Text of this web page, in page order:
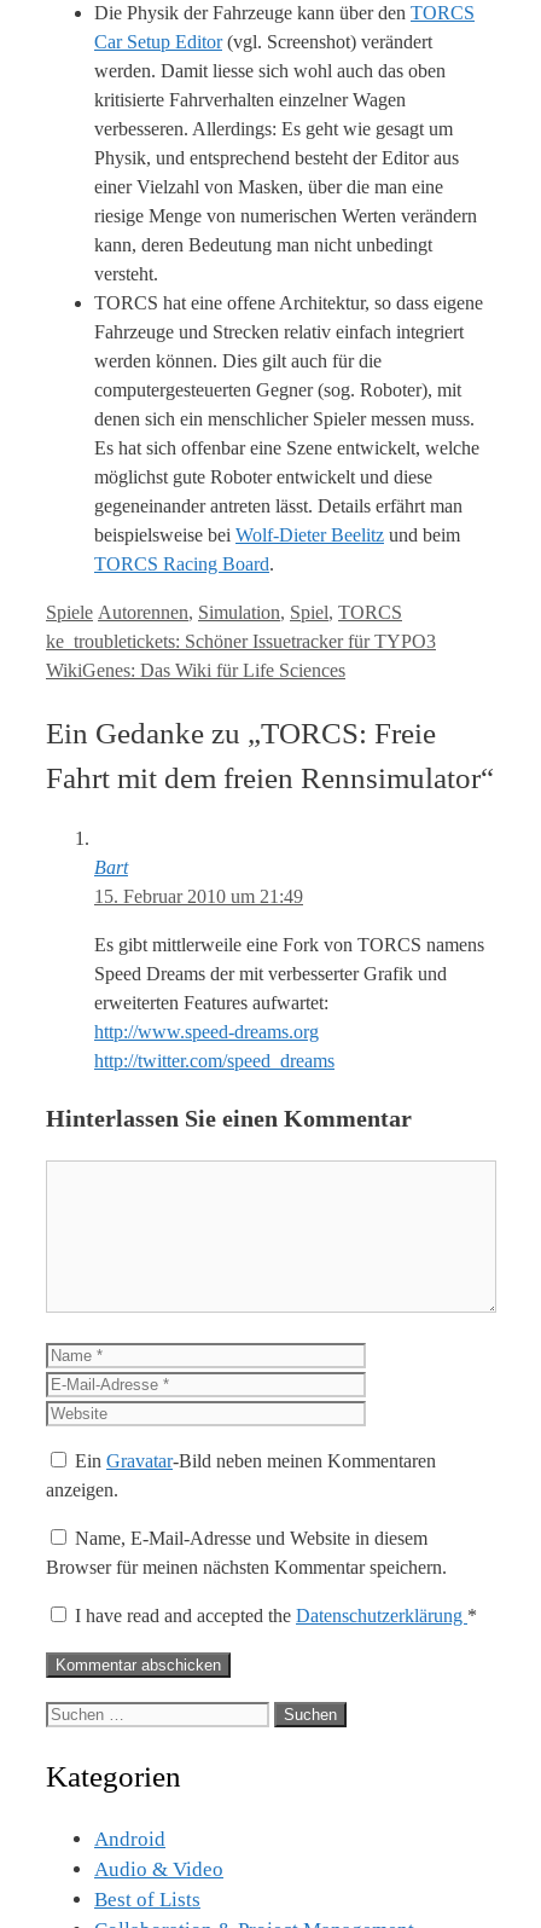
Die Physik der Fahrzeuge kann über den TORCS
Car Setup Editor(vgl. Screenshot) verändert
werden. Damit liesse sich wohl auch das oben
kritisierte Fahrverhalten einzelner Wagen
verbesseren. Allerdings: Es geht wie gesagt um
Physik, und entsprechend besteht der Editor aus
einer Vielzahl von Masken, über die man eine
riesige Menge von numerischen Werten verändern
kann, deren Bedeutung man nicht unbedingt
versteht.
TORCS hat eine offene Architektur, so dass eigene
Fahrzeuge und Strecken relativ einfach integriert
werden können. Dies gilt auch für die
computergesteuerten Gegner (sog. Roboter), mit
denen sich ein menschlicher Spieler messen muss.
Es hat sich offenbar eine Szene entwickelt, welche
möglichst gute Roboter entwickelt und diese
gegeneinander antreten lässt. Details erfährt man
beispielsweise bei Wolf-Dieter Beelitz und beim
TORCS Racing Board.
Kategorien
Spiele Tags
Autorennen, Simulation, Spiel, TORCS
ke_troubletickets: Schöner Issuetracker für TYPO3
WikiGenes: Das Wiki für Life Sciences
Ein Gedanke zu „TORCS: Freie
Fahrt mit dem freien Rennsimulator“
Bart
15. Februar 2010 um 21:49
Es gibt mittlerweile eine Fork von TORCS namens
Speed Dreams der mit verbesserter Grafik und
erweiterten Features aufwartet:
http://www.speed-dreams.org
http://twitter.com/speed_dreams
Hinterlassen Sie einen Kommentar
Name
EinGravatar-Bild neben meinen Kommentaren
anzeigen.
Name, E-Mail-Adresse und Website in diesem
Browser für meinen nächsten Kommentar speichern.
I have read and accepted the Datenschutzerklärung *
Suche
Kategorien
Android
Audio & Video
Best of Lists